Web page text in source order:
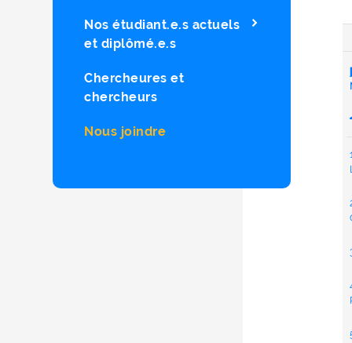
Nos étudiant.e.s actuels
et diplômé.e.s
Chercheures et
chercheurs
Nous joindre